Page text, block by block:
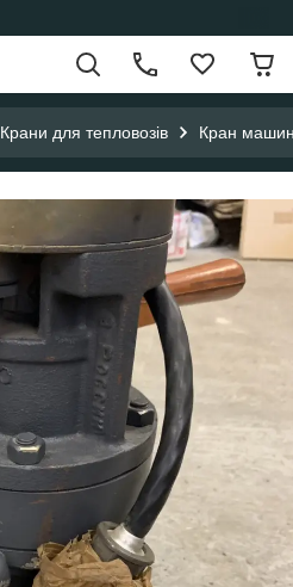
Крани для тепловозів Кран